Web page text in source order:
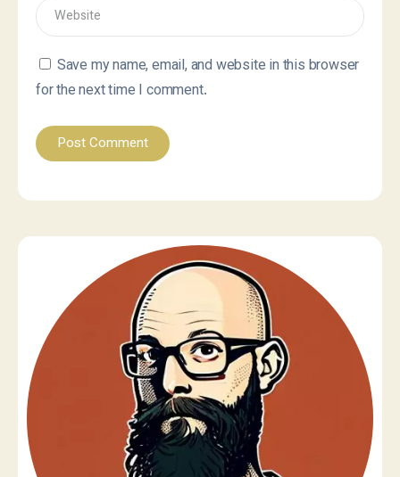
Save my name, email, and website in this browser
for the next time I comment.